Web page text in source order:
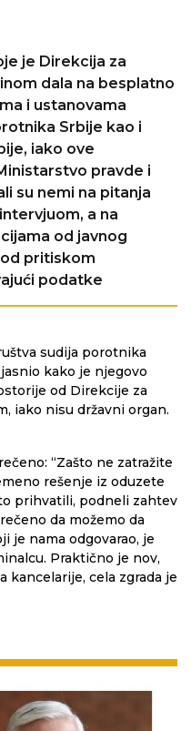
je Direkcija za
dala na besplatno
i ustanovama
Srbije kao i
iako ove
pravde i
su nemi na pitanja
a na
od javnog
pritiskom
podatke
sudija porotnika
kako je njegovo
od Direkcije za
iako nisu državni organ.
“Zašto ne zatražite
rešenje iz oduzete
prihvatili, podneli zahtev
da možemo da
je nama odgovarao, je
Praktično je nov,
kancelarije, cela zgrada je